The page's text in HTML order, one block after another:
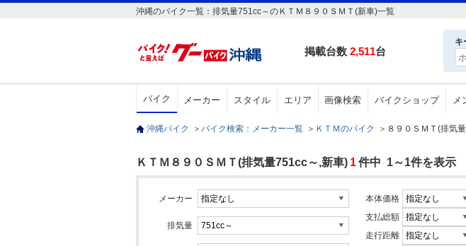
沖縄のバイク一覧：排気量751cc～のＫＴＭ８９０ＳＭＴ(新車)一覧
掲載台数 2,511台
キ
バイク メーカー スタイル エリア 画像検索 バイクショップ メ
沖縄バイク ＞ バイク検索：メーカー一覧 ＞ ＫＴＭのバイク ＞ ８９０ＳＭＴ(排気
ＫＴＭ８９０ＳＭＴ(排気量751cc～,新車) 1件中 1～1件を表示
メーカー
排気量
本体価格
支払総額
走行距離